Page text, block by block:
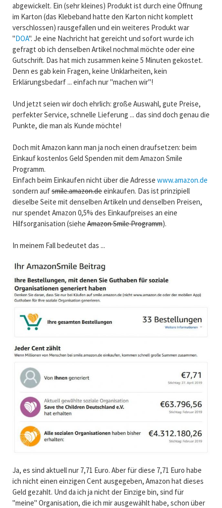
abgewickelt. Ein (sehr kleines) Produkt ist durch eine Öffnung
im Karton (das Klebeband hatte den Karton nicht komplett
verschlossen) rausgefallen und ein weiteres Produkt war
"DOA". Je eine Nachricht hat gereicht und sofort wurde ich
gefragt ob ich denselben Artikel nochmal möchte oder eine
Gutschrift. Das hat mich zusammen keine 5 Minuten gekostet.
Denn es gab kein Fragen, keine Unklarheiten, kein
Erklärungsbedarf ... einfach nur "machen wir"!
Und jetzt seien wir doch ehrlich: große Auswahl, gute Preise,
perfekter Service, schnelle Lieferung ... das sind doch genau die
Punkte, die man als Kunde möchte!
Doch mit Amazon kann man ja noch einen draufsetzen: beim
Einkauf kostenlos Geld Spenden mit dem Amazon Smile
Programm.
Einfach beim Einkaufen nicht über die Adresse www.amazon.de
sondern aufsmile.amazon.deeinkaufen. Das ist prinzipiell
dieselbe Seite mit denselben Artikeln und denselben Preisen,
nur spendet Amazon 0,5% des Einkaufpreises an eine
Hilfsorganisation (sieheAmazon Smile Programm).
In meinem Fall bedeutet das ...
Ja, es sind aktuell nur 7,71 Euro. Aber für diese 7,71 Euro habe
ich nicht einen einzigen Cent ausgegeben, Amazon hat dieses
Geld gezahlt. Und da ich ja nicht der Einzige bin, sind für
"meine" Organisation, die ich mir ausgewählt habe, schon über